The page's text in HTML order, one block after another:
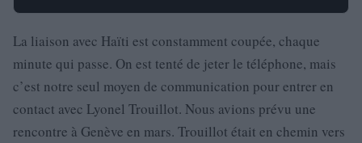
La liaison avec Haïti est constamment coupée, chaque
minute qui passe. On est tenté de jeter le téléphone, mais
c’est notre seul moyen de communication pour entrer en
contact avec Lyonel Trouillot. Nous avions prévu une
rencontre à Genève en mars. Trouillot était en chemin vers